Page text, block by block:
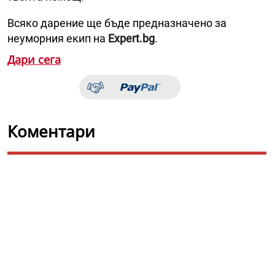
Всяко дарение ще бъде предназначено за
неуморния екип на Expert.bg.
Дари сега
Коментари